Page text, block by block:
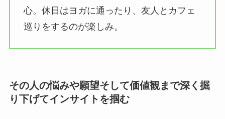
心。休日はヨガに通ったり、友人とカフェ
巡りをするのが楽しみ。
その人の悩みや願望そして価値観まで深く掘
り下げてインサイトを掴む